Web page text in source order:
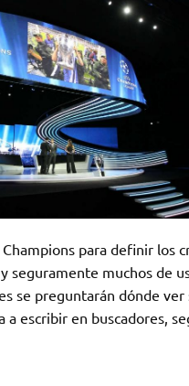
para definir los
seguramente muchos de
se preguntarán dónde
a escribir en buscadores,